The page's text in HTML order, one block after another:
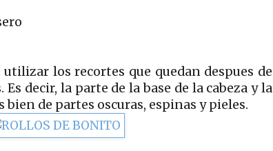
los recortes que quedan despues de
decir, la parte de la base de la cabeza y la
de partes oscuras, espinas y pieles.